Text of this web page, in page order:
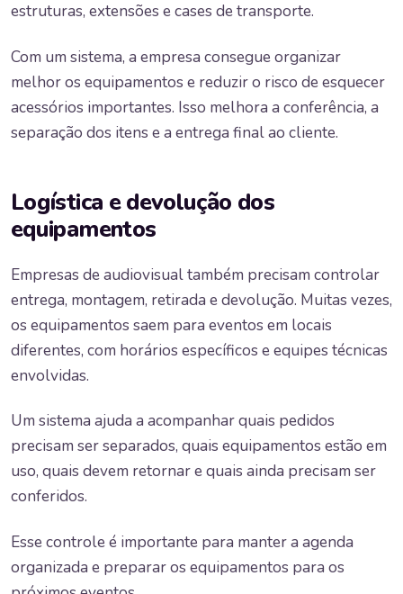
estruturas, extensões e cases de transporte.
Com um sistema, a empresa consegue organizar
melhor os equipamentos e reduzir o risco de esquecer
acessórios importantes. Isso melhora a conferência, a
separação dos itens e a entrega final ao cliente.
Logística e devolução dos
equipamentos
Empresas de audiovisual também precisam controlar
entrega, montagem, retirada e devolução. Muitas vezes,
os equipamentos saem para eventos em locais
diferentes, com horários específicos e equipes técnicas
envolvidas.
Um sistema ajuda a acompanhar quais pedidos
precisam ser separados, quais equipamentos estão em
uso, quais devem retornar e quais ainda precisam ser
conferidos.
Esse controle é importante para manter a agenda
organizada e preparar os equipamentos para os